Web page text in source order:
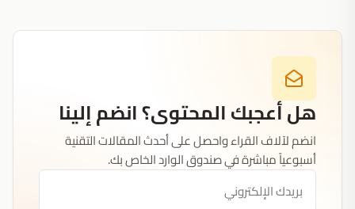
هل أعجبك المحتوى؟ انضم إلينا
انضم لآلاف القراء واحصل على أحدث المقالات التقنية
أسبوعياً مباشرة في صندوق الوارد الخاص بك.